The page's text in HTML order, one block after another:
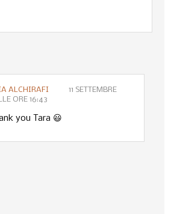
ALCHIRAFI
11 SETTEMBRE
ORE 16:43
you Tara 😃